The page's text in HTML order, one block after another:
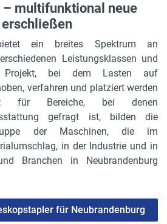
multifunktional neue
ein breites Spektrum an
Leistungsklassen und
bei dem Lasten auf
verfahren und platziert werden
für Bereiche, bei denen
gefragt ist, bilden die
der Maschinen, die im
in der Industrie und in
Branchen in Neubrandenburg
für Neubrandenburg